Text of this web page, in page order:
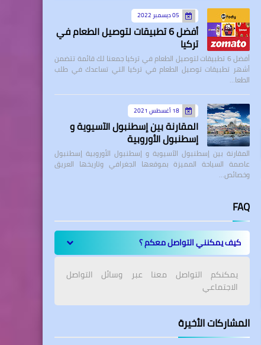
05 ديسمبر 2022
أفضل 6 تطبيقات لتوصيل الطعام في
تركيا
أفضل 6 تطبيقات لتوصيل الطعام في تركيا جمعنا لك قائمة تتضمن
أشهر تطبيقات توصيل الطعام في تركيا التي تساعدك في طلب
الطعا…
18 أغسطس 2021
المقارنة بين إسطنبول الآسيوية و
إسطنبول الأوروبية
المقارنة بين إسطنبول الآسيوية و إسطنبول الأوروبية إسطنبول
عاصمة السياحة المميزة بموقعها الجغرافي وتاريخها العريق
وخصائص…
FAQ
كيف يمكنني التواصل معكم ؟
يمكنكم التواصل معنا عبر وسائل التواصل
الاجتماعي
المشاركات الأخيرة